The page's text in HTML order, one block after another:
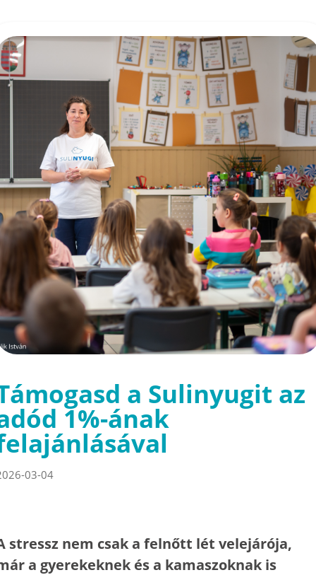
a Sulinyugit az
1%-ának
03-04
stressz nem csak a felnőtt lét velejárója,
a gyerekeknek és a kamaszoknak is